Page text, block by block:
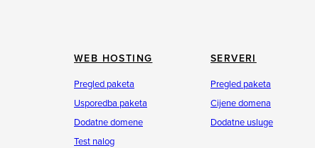
WEB HOSTING
Pregled paketa
Usporedba paketa
Dodatne domene
Test nalog
SERVERI
Pregled paketa
Cijene domena
Dodatne usluge